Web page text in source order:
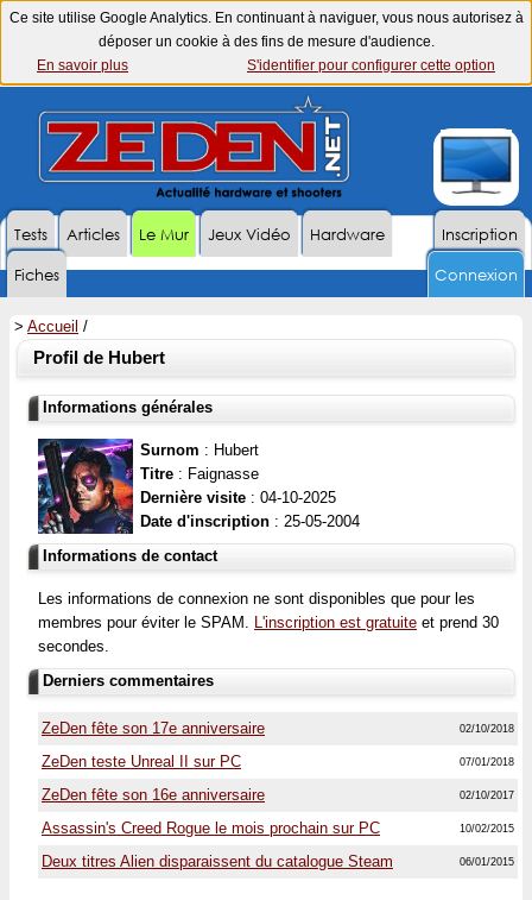
Ce site utilise Google Analytics. En continuant à naviguer, vous nous autorisez à
déposer un cookie à des fins de mesure d'audience.
En savoir plus
S'identifier pour configurer cette option
Inscription
Tests Articles Le Mur Jeux Vidéo
Hardware
Fiches
Connexion
> Accueil /
Profil de Hubert
Informations générales
Surnom : Hubert
Titre : Faignasse
Dernière visite : 04-10-2025
Date d'inscription : 25-05-2004
Informations de contact
Les informations de connexion ne sont disponibles que pour les
membres pour éviter le SPAM. L'inscription est gratuite et prend 30
secondes.
Derniers commentaires
02/10/2018
ZeDen fête son 17e anniversaire
07/01/2018
ZeDen teste Unreal II sur PC
02/10/2017
ZeDen fête son 16e anniversaire
10/02/2015
Assassin's Creed Rogue le mois prochain sur PC
06/01/2015
Deux titres Alien disparaissent du catalogue Steam